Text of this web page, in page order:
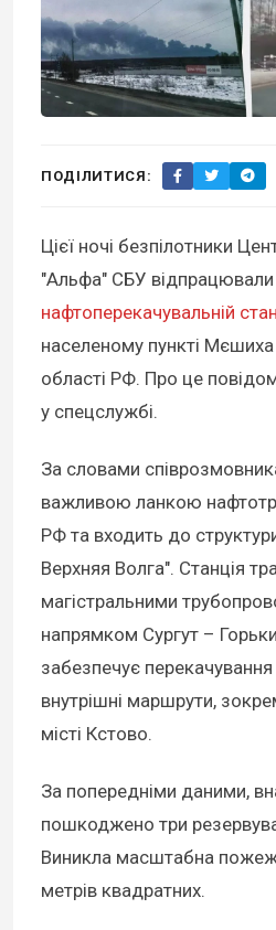
ПОДІЛИТИСЯ:
Цієї ночі безпілотники
"Альфа" СБУ
нафтоперекачувальній
населеному пункті
області РФ. Про це
у спецслужбі.
За словами
важливою ланкою
РФ та входить до
Верхняя Волга". Станція
магістральними
напрямком Сургут –
забезпечує
внутрішні маршрути,
місті Кстово.
За попередніми даними,
пошкоджено три
Виникла масштабна
метрів квадратних.